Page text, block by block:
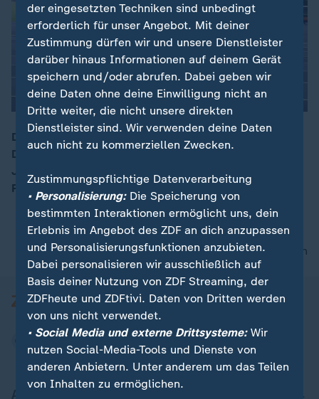
Doppelsieg bei der Para-Leichtathletik-WM in Neu
Delhi. Felix Streng gewinnt Gold knapp vor Lansmann
Johannes Floors. Dies und eine Silber Medaille des
Frauen Canadier-Trios hier kurz und kompakt.
nach oben
der eingesetzten Techniken sind unbedingt
erforderlich für unser Angebot. Mit deiner
Zustimmung dürfen wir und unsere Dienstleister
darüber hinaus Informationen auf deinem Gerät
speichern und/oder abrufen. Dabei geben wir
deine Daten ohne deine Einwilligung nicht an
Dritte weiter, die nicht unsere direkten
Dienstleister sind. Wir verwenden deine Daten
auch nicht zu kommerziellen Zwecken.
Zustimmungspflichtige Datenverarbeitung
• Personalisierung:Die Speicherung von
bestimmten Interaktionen ermöglicht uns, dein
Erlebnis im Angebot des ZDF an dich anzupassen
und Personalisierungsfunktionen anzubieten.
Dabei personalisieren wir ausschließlich auf
Basis deiner Nutzung von ZDF Streaming, der
ZDFheute und ZDFtivi. Daten von Dritten werden
von uns nicht verwendet.
• Social Media und externe Drittsysteme:Wir
nutzen Social-Media-Tools und Dienste von
anderen Anbietern. Unter anderem um das Teilen
von Inhalten zu ermöglichen.